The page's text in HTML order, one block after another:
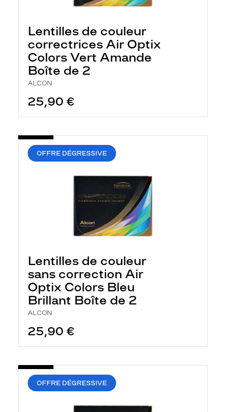
Lentilles de couleur
correctrices Air Optix
Colors Vert Amande
Boîte de 2
ALCON
25,90 €
OFFRE DÉGRESSIVE
Lentilles de couleur
sans correction Air
Optix Colors Bleu
Brillant Boîte de 2
ALCON
25,90 €
OFFRE DÉGRESSIVE